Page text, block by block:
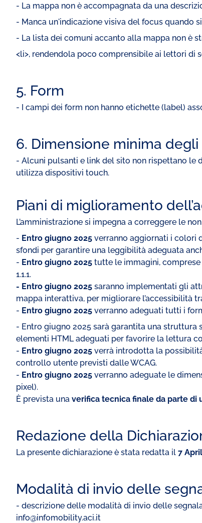
- La mappa non è accompagnata da una
- Manca un'indicazione visiva del focus quando
- La lista dei comuni accanto alla mappa non è
<li>, rendendola poco comprensibile ai lettori di
5. Form
- I campi dei form non hanno etichette (label)
6. Dimensione minima
- Alcuni pulsanti e link del sito non rispettano le
utilizza dispositivi touch.
Piani di miglioramento
L’amministrazione si impegna a correggere le
- Entro giugno 2025 verranno aggiornati i colori
sfondi per garantire una leggibilità adeguata
- Entro giugno 2025 tutte le immagini,
1.1.1.
- Entro giugno 2025 saranno implementati gli
mappa interattiva, per migliorare l’accessibilità
- Entro giugno 2025 verranno adeguati tutti i
- Entro giugno 2025 sarà garantita una
elementi HTML adeguati per favorire la lettura
- Entro giugno 2025 verrà introdotta la
controllo utente previsti dalle WCAG.
- Entro giugno 2025 verranno adeguate le
pixel).
È prevista una verifica tecnica finale da parte
Redazione della
La presente dichiarazione è stata redatta il 7
Modalità di invio delle
- descrizione delle modalità di invio delle
info@infomobility.aci.it